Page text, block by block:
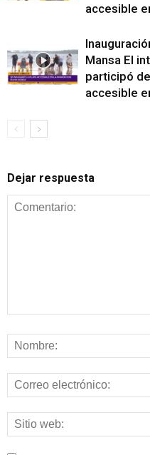
accesible
Mansa El
participó
accesible
Dejar respuesta